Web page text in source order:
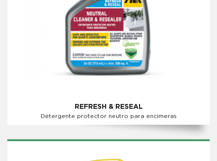
REFRESH & RESEAL
Detergente protector neutro para encimeras